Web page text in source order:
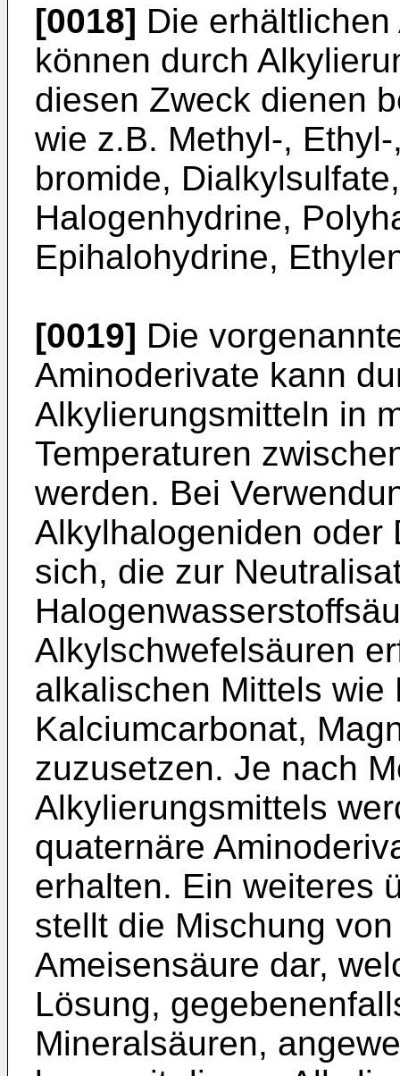
[0018] Die
können durch
diesen Zweck dienen
wie z.B. Methyl-,
bromide,
Halogenhydrine,
Epihalohydrine,
[0019] Die
Aminoderivate kann
Alkylierungsmitteln in
Temperaturen
werden. Bei
Alkylhalogeniden oder
sich, die zur
Alkylschwefelsäuren
alkalischen Mittels wie
Kalciumcarbonat,
zuzusetzen. Je nach
Alkylierungsmittels
quaternäre
erhalten. Ein weiteres
stellt die Mischung
Ameisensäure dar,
Lösung,
Mineralsäuren,